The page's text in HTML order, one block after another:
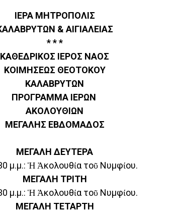
ΙΕΡΑ ΜΗΤΡΟΠΟΛΙΣ
& ΑΙΓΙΑΛΕΙΑΣ
* * *
ΚΑΘΕΔΡΙΚΟΣ ΙΕΡΟΣ ΝΑΟΣ
ΚΟΙΜΗΣΕΩΣ ΘΕΟΤΟΚΟΥ
ΚΑΛΑΒΡΥΤΩΝ
ΠΡΟΓΡΑΜΜΑ ΙΕΡΩΝ
ΑΚΟΛΟΥΘΙΩΝ
ΜΕΓΑΛΗΣ ΕΒΔΟΜΑΔΟΣ
ΜΕΓΑΛΗ ΔΕΥΤΕΡΑ
μ.μ.: Ἡ Ἀκολουθία τοῦ Νυμφίου.
ΜΕΓΑΛΗ ΤΡΙΤΗ
μ.μ.: Ἡ Ἀκολουθία τοῦ Νυμφίου.
ΜΕΓΑΛΗ ΤΕΤΑΡΤΗ